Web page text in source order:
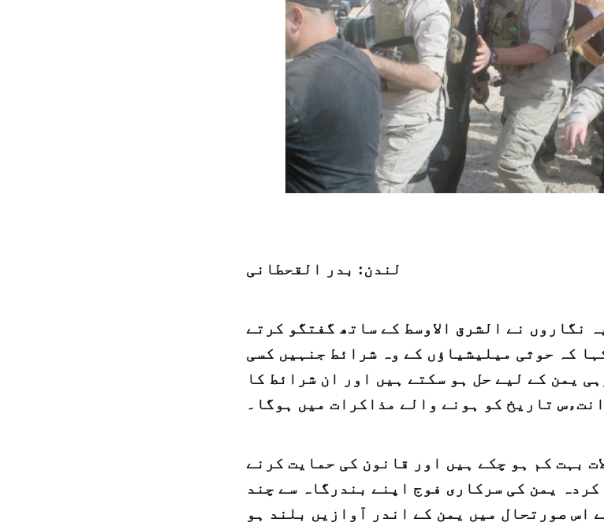
لندن: بدر القحطانی
نگاروں نے الشرق الاوسط کے ساتھ گفتگو کرتے
کہ حوثی میلیشیاؤں کے وہ شرائط جنہیں کسی
یمن کے لیے حل ہو سکتے ہیں اور ان شرائط کا
تاریخ کو ہونے والے مذاکرات میں ہوگا۔
بہت کم ہو چکے ہیں اور قانون کی حمایت کرنے
یمن کی سرکاری فوج اپنے بندرگاہ سے چند
اس صورتحال میں یمن کے اندر آوازیں بلند ہو